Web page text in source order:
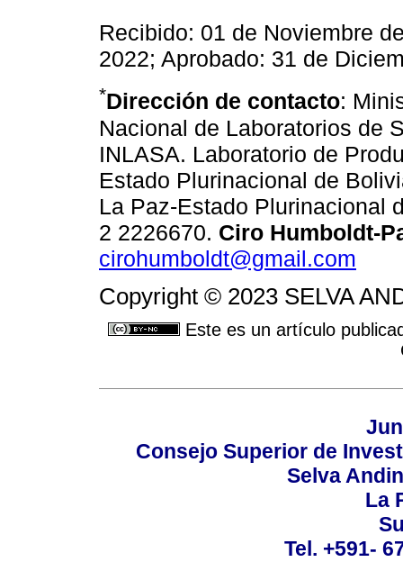
Recibido: 01 de Noviembre
2022; Aprobado: 31 de
*Dirección de contacto:
Nacional de Laboratorios de
INLASA. Laboratorio de
Estado Plurinacional de
La Paz-Estado Plurinacional
2 2226670. Ciro Humboldt-
cirohumboldt@gmail.com
Copyright © 2023 SELVA
Este es un artículo
Consejo Superior de
Selva
La
Tel. +591-